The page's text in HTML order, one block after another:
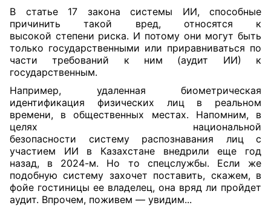
В статье 17 закона системы ИИ, способные
причинить такой вред, относятся к
высокой степени риска. И потому они могут быть
только государственными или приравниваться по
части требований к ним (аудит ИИ) к
государственным.
Например, удаленная биометрическая
идентификация физических лиц в реальном
времени, в общественных местах. Напомним, в
целях национальной
безопасности системураспознавания лиц с
участием ИИ в Казахстане внедрили еще год
назад, в 2024-м. Но то спецслужбы. Если же
подобную систему захочет поставить, скажем, в
фойе гостиницы ее владелец, она вряд ли пройдет
аудит. Впрочем, поживем — увидим...